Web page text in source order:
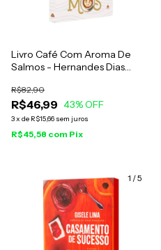
Livro Café Com Aroma De
Salmos - Hernandes Dias
R$46,99
R$82,90
43% OFF
3x de R$15,66 sem juros
R$45,58 com Pix
1 /5